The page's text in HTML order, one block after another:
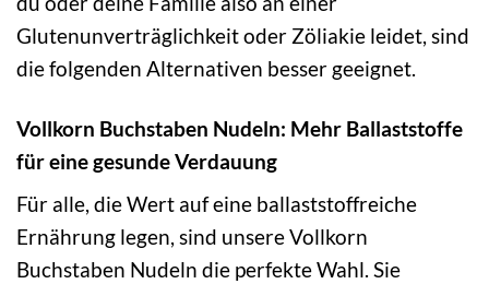
Glutenunverträglichkeit oder Zöliakie leidet, sind
die folgenden Alternativen besser geeignet.
Vollkorn Buchstaben Nudeln: Mehr Ballaststoffe
für eine gesunde Verdauung
Für alle, die Wert auf eine ballaststoffreiche
Ernährung legen, sind unsere Vollkorn
Buchstaben Nudeln die perfekte Wahl. Sie